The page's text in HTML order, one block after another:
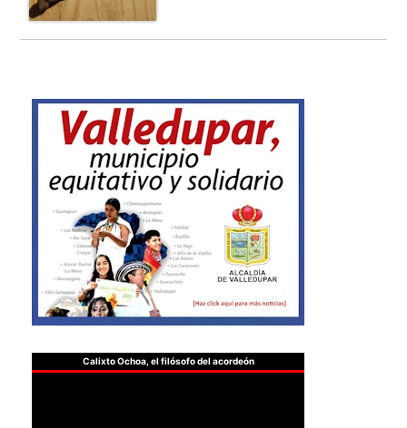
Calixto Ochoa, el filósofo del acordeón